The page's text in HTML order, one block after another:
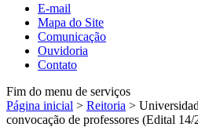
E-mail
Mapa do Site
Comunicação
Ouvidoria
Contato
Fim do menu de serviços
Página inicial > Reitoria >
convocação de professores (Edital 14/